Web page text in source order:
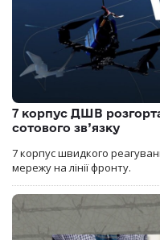
7 корпус ДШВ
сотового зв’язку
7 корпус швидкого
мережу на лінії фронту.